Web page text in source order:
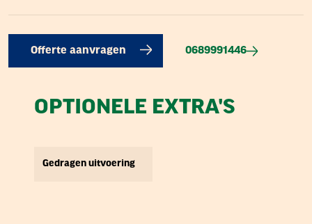
Offerte aanvragen 0689991446
OPTIONELE EXTRA'S
Gedragen uitvoering